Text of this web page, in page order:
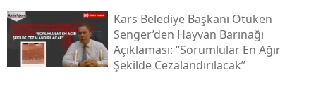
Kars
Kastamonu
Kars Belediye Başkanı Ötüken
Senger’den Hayvan Barınağı
Açıklaması: “sorumlular En Ağır
Şekilde Cezalandırılacak”